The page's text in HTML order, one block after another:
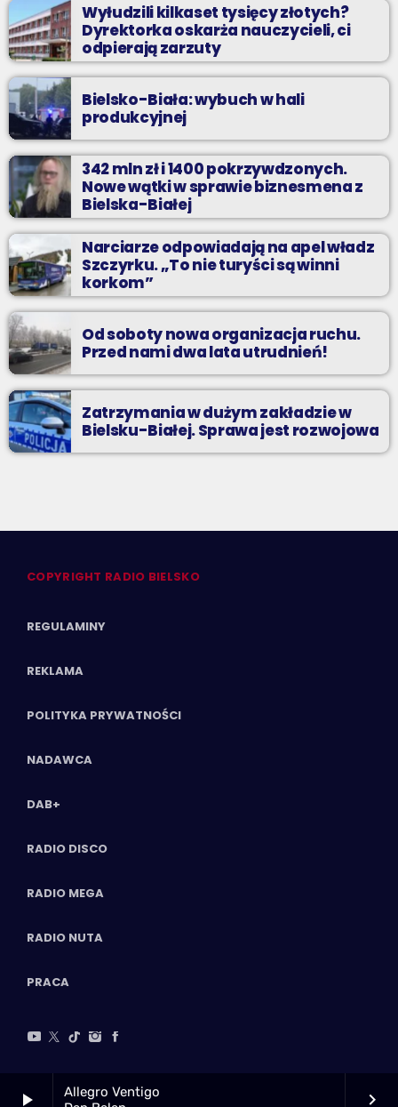
play_arrow
Allegro Ventigo
keyboard_arrow_right
Wyłudzili kilkaset tysięcy złotych?
Dyrektorka oskarża nauczycieli, ci
odpierają zarzuty
Bielsko-Biała: wybuch w hali
produkcyjnej
342 mln zł i 1400 pokrzywdzonych.
Nowe wątki w sprawie biznesmena z
Bielska-Białej
Narciarze odpowiadają na apel władz
Szczyrku. „To nie turyści są winni
korkom”
Od soboty nowa organizacja ruchu.
Przed nami dwa lata utrudnień!
Zatrzymania w dużym zakładzie w
Bielsku-Białej. Sprawa jest rozwojowa
COPYRIGHT RADIO BIELSKO
REGULAMINY
REKLAMA
POLITYKA PRYWATNOŚCI
NADAWCA
DAB+
RADIO DISCO
RADIO MEGA
RADIO NUTA
PRACA